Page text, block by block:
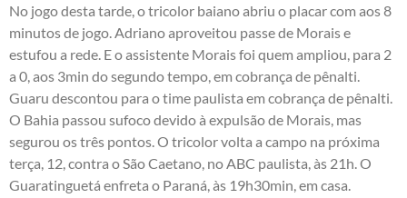
No jogo desta tarde, o tricolor baiano abriu o placar com aos 8
minutos de jogo. Adriano aproveitou passe de Morais e
estufou a rede. E o assistente Morais foi quem ampliou, para 2
a 0, aos 3min do segundo tempo, em cobrança de pênalti.
Guaru descontou para o time paulista em cobrança de pênalti.
O Bahia passou sufoco devido à expulsão de Morais, mas
segurou os três pontos. O tricolor volta a campo na próxima
terça, 12, contra o São Caetano, no ABC paulista, às 21h. O
Guaratinguetá enfreta o Paraná, às 19h30min, em casa.